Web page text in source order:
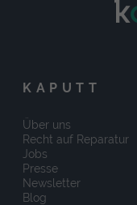
KAPUTT
Über uns
Recht auf Reparatur
Jobs
Presse
Newsletter
Blog